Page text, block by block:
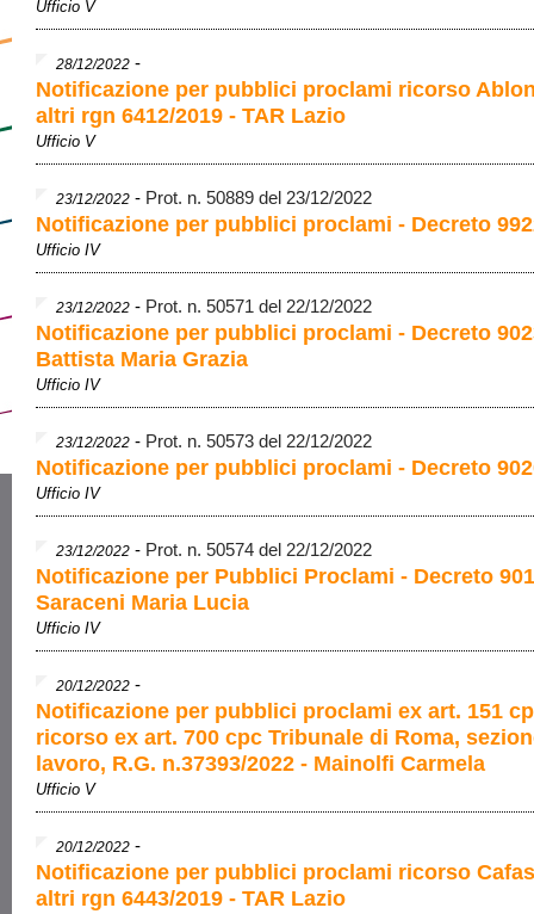
Ufficio V
28/12/2022 -
Notificazione per pubblici proclami ricorso
altri rgn 6412/2019 - TAR Lazio
Ufficio V
23/12/2022 - Prot. n. 50889 del 23/12/2022
Notificazione per pubblici proclami - Decreto
Ufficio IV
23/12/2022 - Prot. n. 50571 del 22/12/2022
Notificazione per pubblici proclami - Decreto
Battista Maria Grazia
Ufficio IV
23/12/2022 - Prot. n. 50573 del 22/12/2022
Notificazione per pubblici proclami - Decreto
Ufficio IV
23/12/2022 - Prot. n. 50574 del 22/12/2022
Notificazione per Pubblici Proclami - Decreto
Saraceni Maria Lucia
Ufficio IV
20/12/2022 -
Notificazione per pubblici proclami ex art. 151
ricorso ex art. 700 cpc Tribunale di Roma,
lavoro, R.G. n.37393/2022 - Mainolfi Carmela
Ufficio V
20/12/2022 -
Notificazione per pubblici proclami ricorso
altri rgn 6443/2019 - TAR Lazio